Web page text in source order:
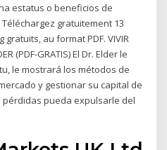
estatus o beneficios de
gratuitement 13
au format PDF. VIVIR
(PDF-GRATIS) El Dr. Elder le
le mostrará los métodos de
y gestionar su capital de
pueda expulsarle del